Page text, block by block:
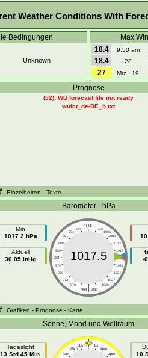
Weather Conditions With
Bedingungen
Unknown
Max
18.4
9:50 am
18.4
28
27
Mrz , 19
Prognose
(52): WU forecast file not ready
wufct_de-DE_h.txt
Einzelheiten - Texte
Barometer - hPa
Min
1017.2 hPa
Aktuell
30.05 inHg
1000
997 1003
994
1006
991
1009
988
1012
985
1015
982
1018
979
1021
976
1024
973
1027
970
1030
|
964 1036
1017.5
-
Grafiken - Prognose - Karte
Sonne, Mond und Weltraum
Tageslicht
13 Std.45 Min.
11am 1pm
10am 2pm
9am 3pm
10